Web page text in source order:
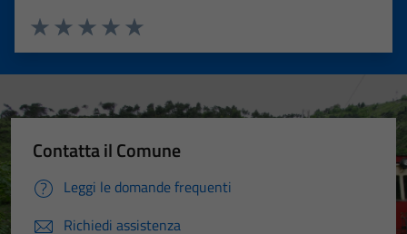
Valuta 5 stelle su 5
Valuta 4 stelle su 5
Valuta 3 stelle su 5
Valuta 2 stelle su 5
Valuta 1 stelle su 5
Contatta il Comune
Leggi le domande frequenti
Richiedi assistenza